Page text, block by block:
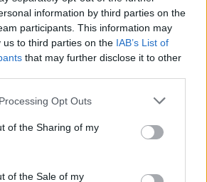
information by third parties on the
participants. This information may
us to third parties on the IAB’s List of
that may further disclose it to other
website/app uses one or more Google
or usage behaviour. You may click to
to Google and its third-party tags to
specified purposes in below Google
Opt Outs
of the Sharing of my
of the Sale of my